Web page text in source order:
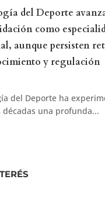
del Deporte
como
aunque persisten
y regulación
del Deporte ha
décadas una profunda...